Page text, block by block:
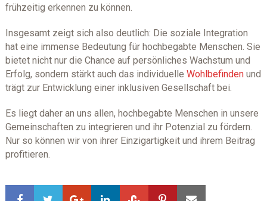
frühzeitig erkennen zu können.
Insgesamt zeigt sich also deutlich: Die soziale Integration
hat eine immense Bedeutung für hochbegabte Menschen. Sie
bietet nicht nur die Chance auf persönliches Wachstum und
Erfolg, sondern stärkt auch das individuelle Wohlbefindenund
trägt zur Entwicklung einer inklusiven Gesellschaft bei.
Es liegt daher an uns allen, hochbegabte Menschen in unsere
Gemeinschaften zu integrieren und ihr Potenzial zu fördern.
Nur so können wir von ihrer Einzigartigkeit und ihrem Beitrag
profitieren.